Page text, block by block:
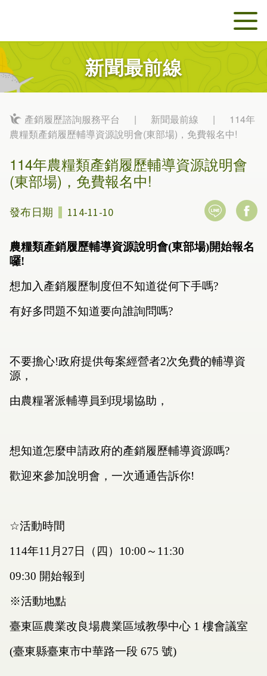
新聞最前線
產銷履歷諮詢服務平台 | 新聞最前線 |
114年
農糧類產銷履歷輔導資源說明會(東部場)，免費報名中!
114年農糧類產銷履歷輔導資源說明會
(東部場)，免費報名中!
發布日期 114-11-10
農糧類產銷履歷輔導資源說明會(東部場)開始報名
囉!
想加入產銷履歷制度但不知道從何下手嗎?
有好多問題不知道要向誰詢問嗎?
不要擔心!政府提供每案經營者2次免費的輔導資
源，
由農糧署派輔導員到現場協助，
想知道怎麼申請政府的產銷履歷輔導資源嗎?
歡迎來參加說明會，一次通通告訴你!
☆活動時間
114年11 月 27 日（四） 10:00 ～ 11:30
09:30 開始報到
※活動地點
臺東區農業改良場農業區域教學中心 1 樓會議室
(臺東縣臺東市中華路一段 675 號)